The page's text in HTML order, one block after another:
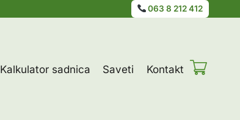
063 8 212 412
Kalkulator sadnica Saveti Kontakt